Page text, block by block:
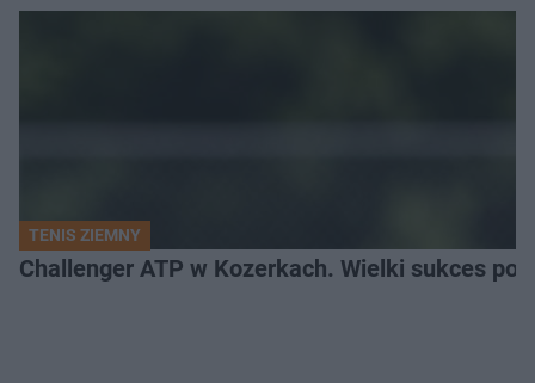
TENIS ZIEMNY
Challenger ATP w Kozerkach. Wielki sukces